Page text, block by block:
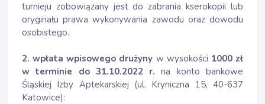
turnieju zobowiązany jest do zabrania kserokopii lub
oryginału prawa wykonywania zawodu oraz dowodu
osobistego.
2. wpłata wpisowego drużyny w wysokości 1000 zł
w terminie do 31.10.2022 r. na konto bankowe
Śląskiej Izby Aptekarskiej (ul. Kryniczna 15, 40-637
Katowice):